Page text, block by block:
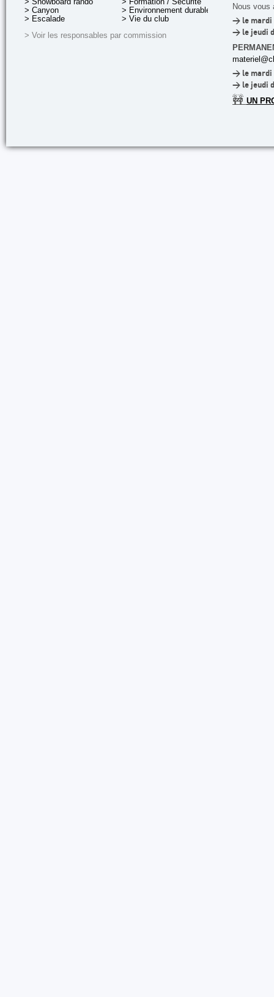
> Canyon
> Escalade
> Environnement durable
> Vie du club
> Voir les responsables par commission
Nous vous
> le mardi
> le jeudi
> le mardi
> le jeudi
🚧 UN